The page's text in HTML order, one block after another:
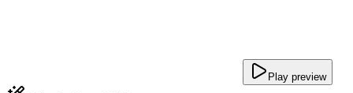
Play preview